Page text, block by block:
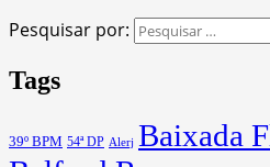
Pesquisar por:
Tags
39º BPM 54ª DP Alerj Baixada